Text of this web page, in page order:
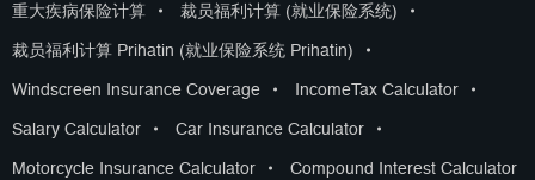
重大疾病保险计算 • 裁员福利计算 (就业保险系统) •
裁员福利计算 Prihatin (就业保险系统 Prihatin) •
Windscreen Insurance Coverage • IncomeTax Calculator •
Salary Calculator • Car Insurance Calculator •
Motorcycle Insurance Calculator • Compound Interest Calculator